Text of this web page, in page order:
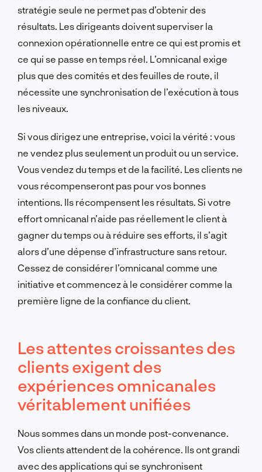
stratégie seule ne permet pas d’obtenir des
résultats. Les dirigeants doivent superviser la
connexion opérationnelle entre ce qui est promis et
ce qui se passe en temps réel. L’omnicanal exige
plus que des comités et des feuilles de route, il
nécessite une synchronisation de l’exécution à tous
les niveaux.
Si vous dirigez une entreprise, voici la vérité : vous
ne vendez plus seulement un produit ou un service.
Vous vendez du temps et de la facilité. Les clients ne
vous récompenseront pas pour vos bonnes
intentions. Ils récompensent les résultats. Si votre
effort omnicanal n’aide pas réellement le client à
gagner du temps ou à réduire ses efforts, il s’agit
alors d’une dépense d’infrastructure sans retour.
Cessez de considérer l’omnicanal comme une
initiative et commencez à le considérer comme la
première ligne de la confiance du client.
Les attentes croissantes des
clients exigent des
expériences omnicanales
véritablement unifiées
Nous sommes dans un monde post-convenance.
Vos clients attendent de la cohérence. Ils ont grandi
avec des applications qui se synchronisent